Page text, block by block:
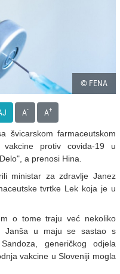
© FENA
A- A+
švicarskom farmaceutskom
vakcine protiv covida-19 u
a prenosi Hina.
ministar za zdravlje Janez
tvrtke Lek koja je u
o tome traju već nekoliko
Janša u maju se sastao s
generičkog odjela
vakcine u Sloveniji mogla